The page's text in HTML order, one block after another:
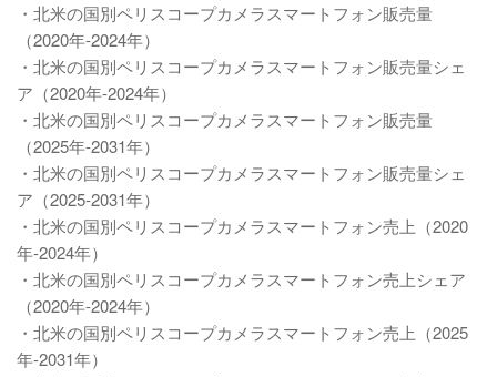
・北米の国別ペリスコープカメラスマートフォン販売量
（2020年-2024年）
・北米の国別ペリスコープカメラスマートフォン販売量シェ
ア（2020年-2024年）
・北米の国別ペリスコープカメラスマートフォン販売量
（2025年-2031年）
・北米の国別ペリスコープカメラスマートフォン販売量シェ
ア（2025-2031年）
・北米の国別ペリスコープカメラスマートフォン売上（2020
年-2024年）
・北米の国別ペリスコープカメラスマートフォン売上シェア
（2020年-2024年）
・北米の国別ペリスコープカメラスマートフォン売上（2025
年-2031年）